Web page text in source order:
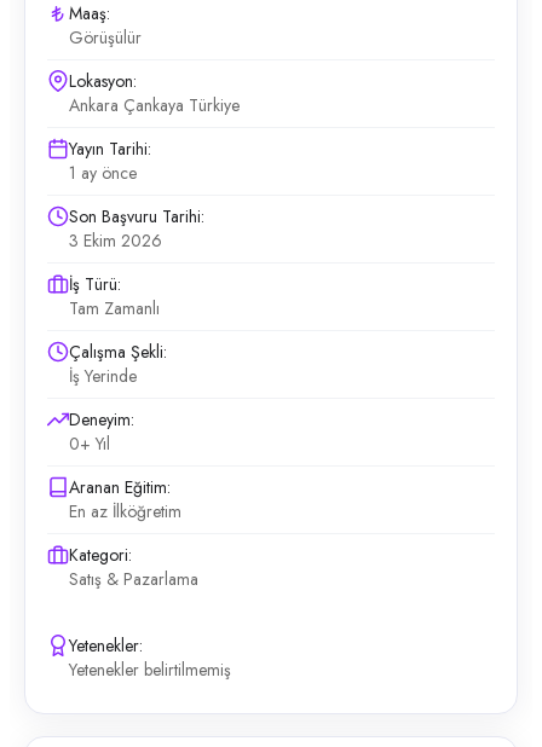
Maaş:
Görüşülür
Lokasyon:
Ankara Çankaya Türkiye
Yayın Tarihi:
1 ay önce
Son Başvuru Tarihi:
3 Ekim 2026
İş Türü:
Tam Zamanlı
Çalışma Şekli:
İş Yerinde
Deneyim:
0+ Yıl
Aranan Eğitim:
En az İlköğretim
Kategori:
Satış & Pazarlama
Yetenekler:
Yetenekler belirtilmemiş